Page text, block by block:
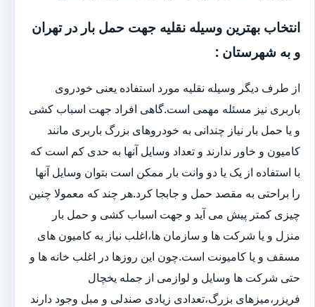
انتخاب بهترین وسیله نقلیه جهت حمل بار در تهران
و به شهرستان :
از طرف دیگر وسیله نقلیه مورد استفاده یعنی خودروی
باربری نیز مسئله مهمی است.گاهی افراد جهت اسباب کشی
و یا حمل بار نیاز چندانی به خودروهای بزرگ باربری مانند
کامیون و خاور ندارند و تعداد وسایل آنها به حدی کم است که
با استفاده از یک یا دو وانت بار ممکن است بتوان وسایل آنها
را براحتی به مقصد حمل و جابجا کرد.هر چند که معمولا چنین
چیزی کمتر پیش می آید و جهت اسباب کشی و حمل بار
منزل و یا شرکت ها و سازمان ها،اغلب نیاز به کامیون های
مسقف و یا کامیونت است.چون این روزها در اغلب خانه ها و
حتی شرکت ها وسایل و لوازمی از جمله یخچال
فریزر،میزهای بزرگ،تعدادی زیادی صندلی و مبل وجود دارند